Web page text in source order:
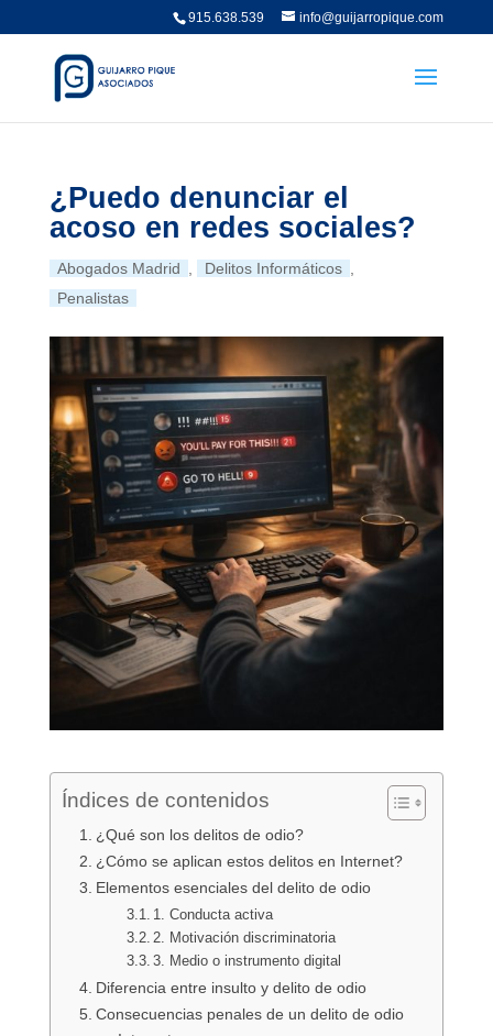
915.638.539 info@guijarropique.com
¿Puedo denunciar el
acoso en redes sociales?
Abogados Madrid Delitos Informáticos
Penalistas
Índices de contenidos
¿Qué son los delitos de odio?
¿Cómo se aplican estos delitos en Internet?
Elementos esenciales del delito de odio
1. Conducta activa
2. Motivación discriminatoria
3. Medio o instrumento digital
Diferencia entre insulto y delito de odio
Consecuencias penales de un delito de odio